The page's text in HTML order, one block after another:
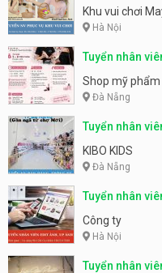
động
Khu vui chơi
Hà Nội
Tuyển nhân
Shop mỹ phẩm
Đà Nẵng
Tuyển nhân
KIBO KIDS
Đà Nẵng
Tuyển nhân
Công ty
Hà Nội
Tuyển nhân